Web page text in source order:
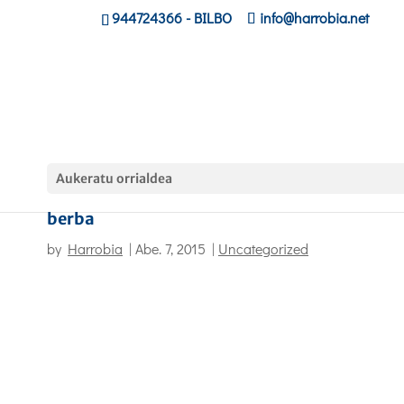
944724366- BILBO info@harrobia.net
Aukeratu orrialdea
berba
by Harrobia | Abe. 7, 2015 | Uncategorized